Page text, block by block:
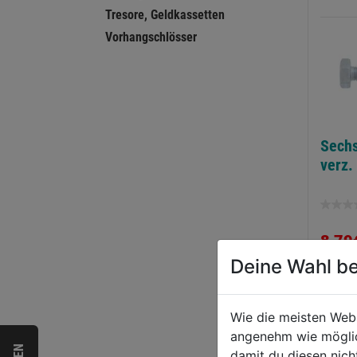
Tresore, Geldkassetten
Vorhangschlösser
verz.
von
Deine Wahl
Wie die meisten
angenehm wie